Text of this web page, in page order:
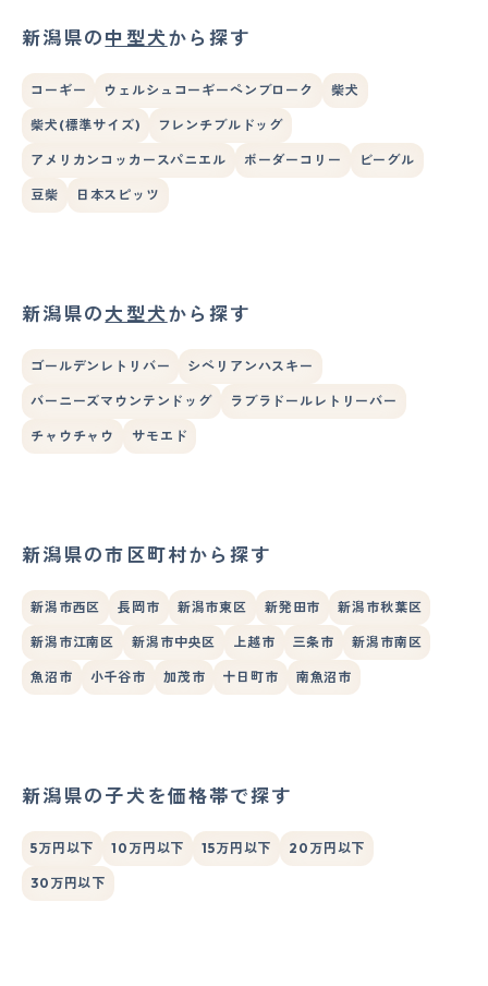
新潟県の中型犬から探す
コーギー ウェルシュコーギーペンブローク 柴犬
柴犬(標準サイズ) フレンチブルドッグ
アメリカンコッカースパニエル ボーダーコリー ビーグル
豆柴 日本スピッツ
新潟県の大型犬から探す
ゴールデンレトリバー シベリアンハスキー
バーニーズマウンテンドッグ ラブラドールレトリーバー
チャウチャウ サモエド
新潟県の市区町村から探す
新潟市西区 長岡市 新潟市東区 新発田市 新潟市秋葉区
新潟市江南区 新潟市中央区 上越市 三条市 新潟市南区
魚沼市 小千谷市 加茂市 十日町市 南魚沼市
新潟県の子犬を価格帯で探す
5万円以下 10万円以下 15万円以下 20万円以下
30万円以下